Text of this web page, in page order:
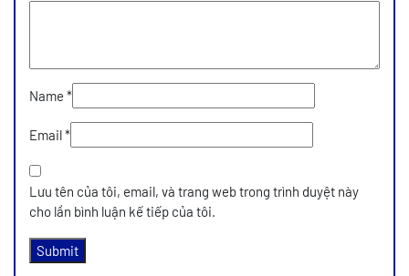
Name *
Email*
Lưu tên của tôi, email, và trang web trong trình duyệt này
cho lần bình luận kế tiếp của tôi.